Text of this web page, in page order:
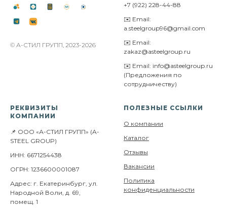
© А-СТИЛ ГРУПП, 2023-2026
+7 (922) 228-44-88
✉️ Email:
a.steelgroup96@gmail.com
✉️ Email:
zakaz@asteelgroup.ru
✉️ Email: info@asteelgroup.ru
(Предложения по
сотрудничеству)
РЕКВИЗИТЫ
КОМПАНИИ
📌 ООО «А-СТИЛ ГРУПП» (A-
STEEL GROUP)
ИНН: 6671254438
ОГРН: 1236600001087
Адрес: г. Екатеринбург, ул.
Народной Воли, д. 69,
помещ. 1
ПОЛЕЗНЫЕ ССЫЛКИ
О компании
Каталог
Отзывы
Вакансии
Политика
конфиденциальности